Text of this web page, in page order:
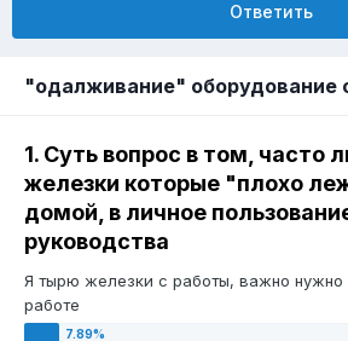
Ответить
"одалживание" оборудование
1. Суть вопрос в том, часто
железки которые "плохо
домой, в личное
руководства
Я тырю железки с работы, важно нужно
работе